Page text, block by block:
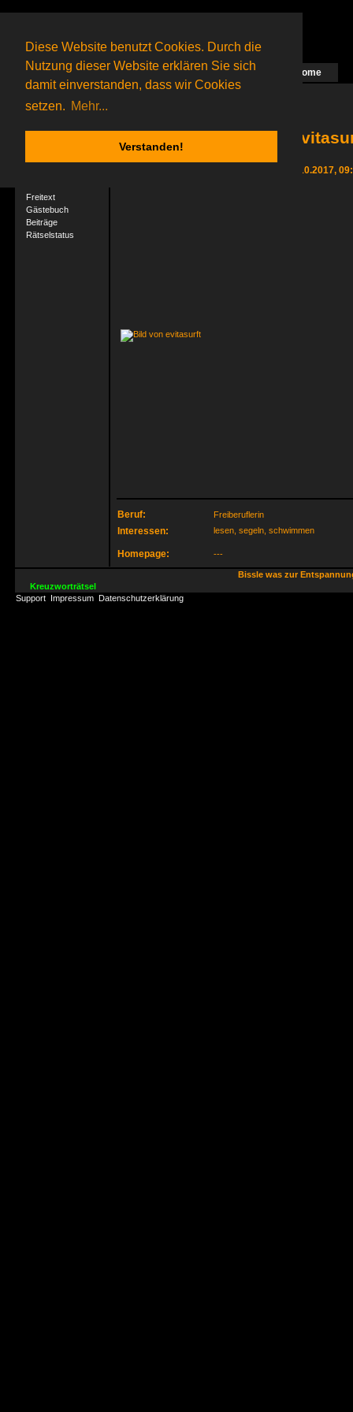
Diese Website benutzt Cookies. Durch die
Nutzung dieser Website erklären Sie sich
damit einverstanden, dass wir Cookies
setzen. Mehr...
Verstanden!
Das nächste Rätsel ist in Arbeit Home
80 Gagolganeronline(0 registrierte und 80 Gäste)
Gagolganer:
9732Rätsel online:
Freitext
Gästebuch
Beiträge
Rätselstatus
Letzter Login 02.10.2017,
Beruf: Freiberuflerin
Interessen: lesen, segeln, schwimmen
Homepage: ---
Bissle was zur
Kreuzworträtsel
Support Impressum Datenschutzerklärung